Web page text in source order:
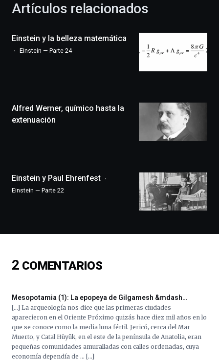
celebración
novena
edición
un
festival
monólogos,
de
16
al
de
octubre.
La
iniciativa,
organizada
Artículos relacionados
Einstein y la belleza matemática
Einstein — Parte 24
Alfred Werner, químico hasta la
extenuación
Einstein y Paul Ehrenfest
Einstein — Parte 22
2 COMENTARIOS
Mesopotamia (1): La epopeya de Gilgamesh &mdash…
[…] La arqueología nos dice que las primeras ciudades
aparecieron en el Oriente Próximo quizás hace diez mil años en lo
que se conoce como la media luna fértil. Jericó, cerca del Mar
Muerto, y Catal Hüyük, en el este de la península de Anatolia, eran
pequeñas comunidades amuralladas con calles ordenadas, cuya
economía dependía de … […]